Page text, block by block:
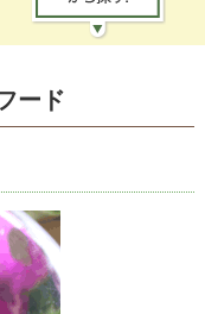
ード